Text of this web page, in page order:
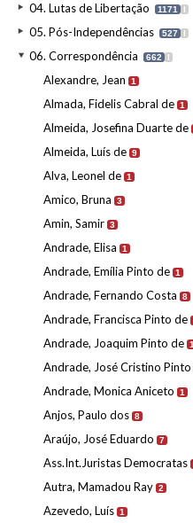
04. Lutas de Libertação 1171 I
05. Pós-Independências 527 I
06. Correspondência 662 I
Alexandre, Jean 1
Almada, Fidelis Cabral de 1
Almeida, Josefina Duarte de
Almeida, Luís de 9
Alva, Leonel de 1
Amico, Bruna 3
Amin, Samir 3
Andrade, Elisa 1
Andrade, Emília Pinto de 1
Andrade, Fernando Costa 8
Andrade, Francisca Pinto de
Andrade, Joaquim Pinto de
Andrade, José Cristino
Andrade, Monica Aniceto 1
Anjos, Paulo dos 8
Araújo, José Eduardo 7
Ass.Int.Juristas Democratas
Autra, Mamadou Ray 2
Azevedo, Luís 1